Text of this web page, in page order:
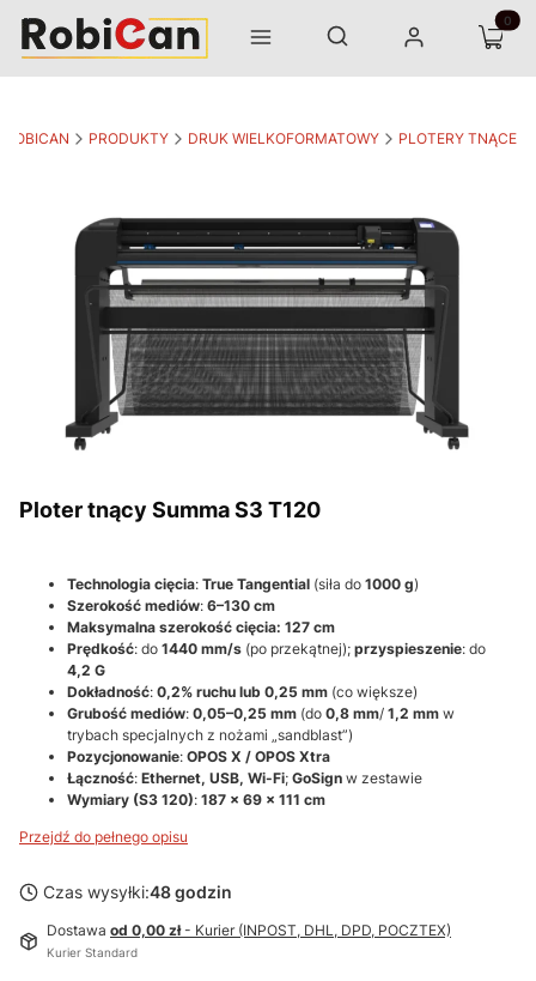
Menu Otwórz wyszukiwarkę
Szukaj Zaloguj się Koszyk
ROBICAN PRODUKTY DRUK WIELKOFORMATOWY PLOTERY TNĄCE
Ploter tnący Summa S3 T120
Technologia cięcia: True Tangential (siła do 1000 g)
Szerokość mediów: 6–130 cm
Maksymalna szerokość cięcia: 127 cm
Prędkość: do 1440 mm/s (po przekątnej); przyspieszenie: do
4,2 G
Dokładność: 0,2% ruchu lub 0,25 mm (co większe)
Grubość mediów: 0,05–0,25 mm (do 0,8 mm/ 1,2 mm w
trybach specjalnych z nożami „sandblast”)
Pozycjonowanie: OPOS X / OPOS Xtra
Łączność: Ethernet, USB, Wi-Fi; GoSign w zestawie
Wymiary (S3 120): 187 × 69 × 111 cm
Przejdź do pełnego opisu
Czas wysyłki:48 godzin
Dostawa od 0,00 zł- Kurier (INPOST, DHL, DPD, POCZTEX)
Kurier Standard